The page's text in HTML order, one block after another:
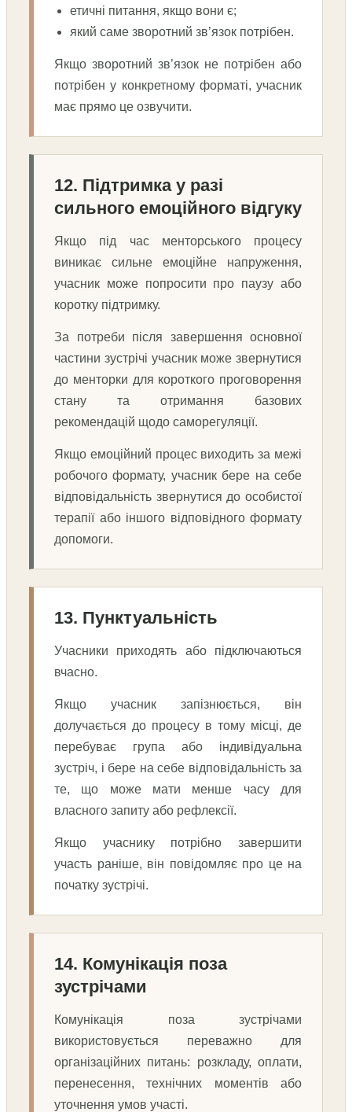
етичні питання, якщо вони є;
який саме зворотний зв’язок потрібен.
Якщо зворотний зв’язок не потрібен або
потрібен у конкретному форматі, учасник
має прямо це озвучити.
12. Підтримка у разі
сильного емоційного відгуку
Якщо під час менторського процесу
виникає сильне емоційне напруження,
учасник може попросити про паузу або
коротку підтримку.
За потреби після завершення основної
частини зустрічі учасник може звернутися
до менторки для короткого проговорення
стану та отримання базових
рекомендацій щодо саморегуляції.
Якщо емоційний процес виходить за межі
робочого формату, учасник бере на себе
відповідальність звернутися до особистої
терапії або іншого відповідного формату
допомоги.
13. Пунктуальність
Учасники приходять або підключаються
вчасно.
Якщо учасник запізнюється, він
долучається до процесу в тому місці, де
перебуває група або індивідуальна
зустріч, і бере на себе відповідальність за
те, що може мати менше часу для
власного запиту або рефлексії.
Якщо учаснику потрібно завершити
участь раніше, він повідомляє про це на
початку зустрічі.
14. Комунікація поза
зустрічами
Комунікація поза зустрічами
використовується переважно для
організаційних питань: розкладу, оплати,
перенесення, технічних моментів або
уточнення умов участі.